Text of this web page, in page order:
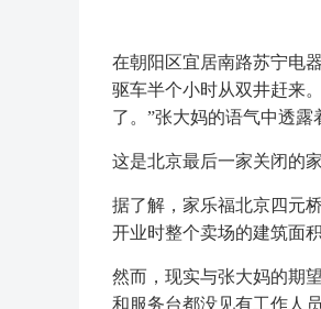
在朝阳区宜居南路苏宁电
驱车半个小时从双井赶来
了。”张大妈的语气中透露
这是北京最后一家关闭的
据了解，家乐福北京四元
开业时整个卖场的建筑面积
然而，现实与张大妈的期
和服务台都没见有工作人